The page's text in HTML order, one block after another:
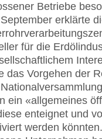
Betriebe
erklärte
für die
das Vorgehen der
ein «allgemeines
enteignet und
werden